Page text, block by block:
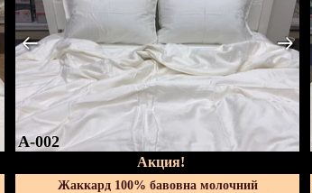
A-002
Акция!
Жаккард 100% бавовна молочний